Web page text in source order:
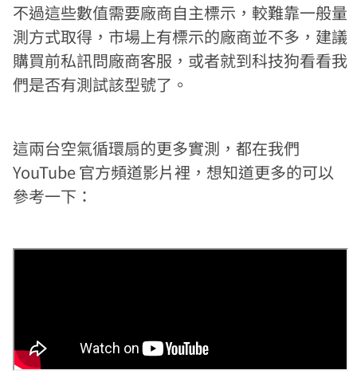
不過這些數值需要廠商自主標示，較難靠一般量
測方式取得，市場上有標示的廠商並不多，建議
購買前私訊問廠商客服，或者就到科技狗看看我
們是否有測試該型號了。
這兩台空氣循環扇的更多實測，都在我們
YouTube 官方頻道影片裡，想知道更多的可以
參考一下：